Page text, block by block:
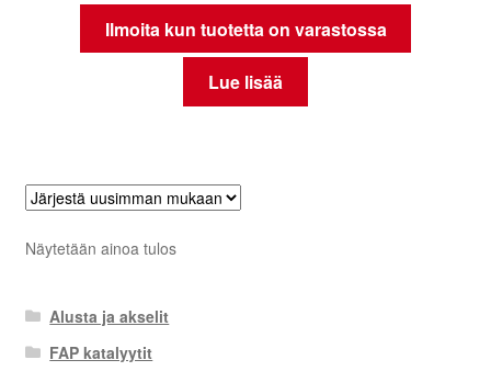
Ilmoita kun tuotetta on varastossa
Lue lisää
Näytetään ainoa tulos
Alusta ja akselit
FAP katalyytit